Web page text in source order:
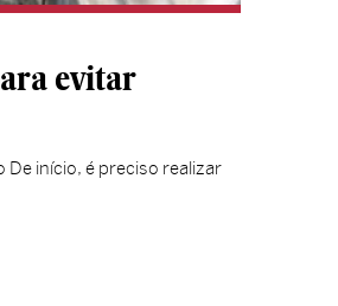
evitar
início, é preciso realizar